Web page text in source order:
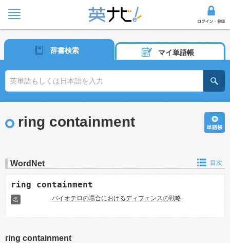
辞書検索 マイ単語帳
ring containment
WordNet 目次
ring containment
名 バイオテロの場合におけるディフェンスの戦略
ring containment